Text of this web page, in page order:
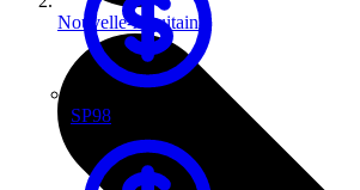
SP98
Nouvelle-Aquitaine